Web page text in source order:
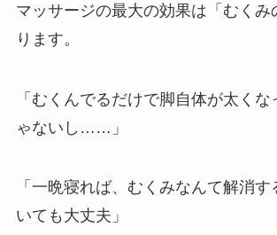
マッサージの最大の効果は「むくみ
ります。
「むくんでるだけで脚自体が太くな
ゃないし……」
「一晩寝れば、むくみなんて解消す
いても大丈夫」